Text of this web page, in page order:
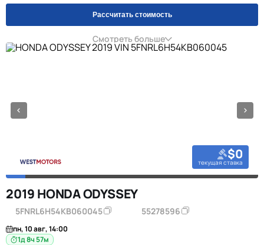
Рассчитать стоимость
Смотреть больше
$0
текущая ставка
2019 HONDA ODYSSEY
5FNRL6H54KB060045 55278596
пн, 10 авг, 14:00
1д 8ч 57м